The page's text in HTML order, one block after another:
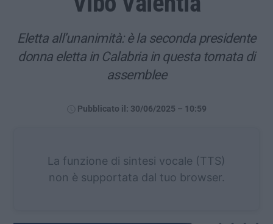
Eletta all’unanimità: è la seconda presidente
donna eletta in Calabria in questa tornata di
assemblee
Pubblicato il: 30/06/2025 – 10:59
La funzione di sintesi vocale (TTS)
non è supportata dal tuo browser.